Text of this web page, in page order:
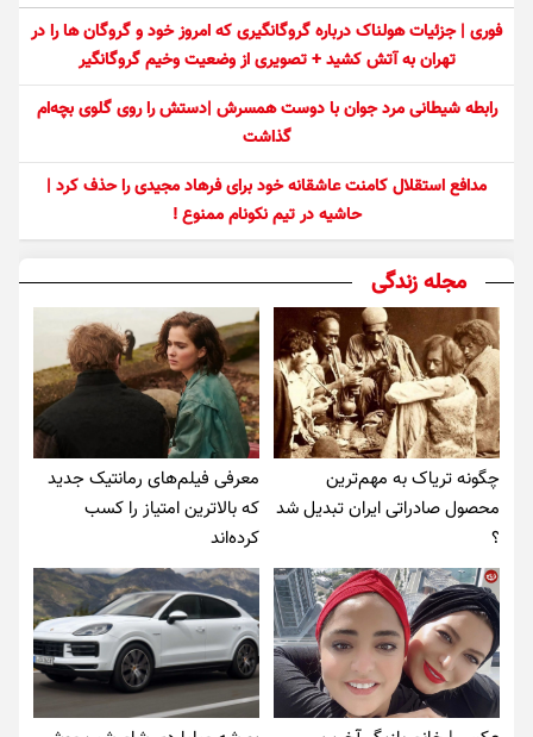
فوری | جزئیات هولناک درباره گروگانگیری که امروز خود و گروگان ها را در
تهران به آتش کشید + تصویری از وضعیت وخیم گروگانگیر
رابطه شیطانی مرد جوان با دوست همسرش |دستش را روی گلوی بچه‌ام
گذاشت
مدافع استقلال کامنت عاشقانه خود برای فرهاد مجیدی را حذف کرد |
حاشیه در تیم نکونام ممنوع !
مجله زندگی
چگونه تریاک به مهم‌ترین
محصول صادراتی ایران تبدیل شد
؟
معرفی فیلم‌های رمانتیک جدید
که بالاترین امتیاز را کسب
کرده‌اند